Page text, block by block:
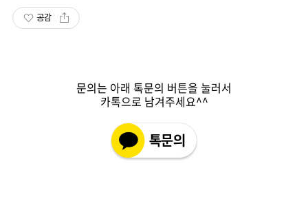
공감
문의는 아래 톡문의 버튼을 눌러서
카톡으로 남겨주세요^^